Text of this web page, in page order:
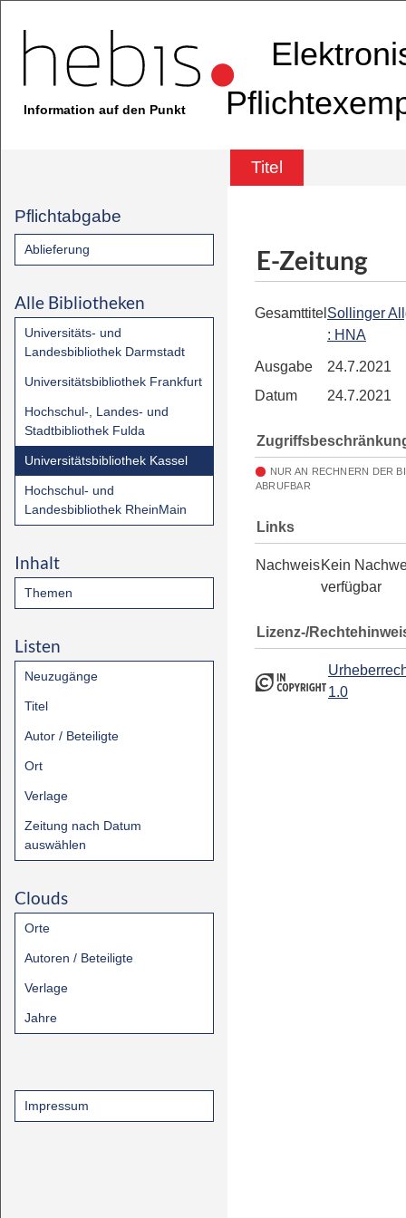
Information auf den Punkt
Titel
Pflichtabgabe
Ablieferung
Alle Bibliotheken
Universitäts- und
Landesbibliothek Darmstadt
Universitätsbibliothek Frankfurt
Hochschul-, Landes- und
Stadtbibliothek Fulda
Universitätsbibliothek Kassel
Hochschul- und
Landesbibliothek RheinMain
Inhalt
Themen
Listen
Neuzugänge
Titel
Autor / Beteiligte
Ort
Verlage
Zeitung nach Datum
auswählen
Clouds
Orte
Autoren / Beteiligte
Verlage
Jahre
Impressum
E-Zeitung
Gesamttitel Sollinger
: HNA
Ausgabe
24.7.2021
Datum
24.7.2021
NUR AN RECHNERN DER
ABRUFBAR
Links
NachweisKein
verfügbar
Lizenz-/
1.0